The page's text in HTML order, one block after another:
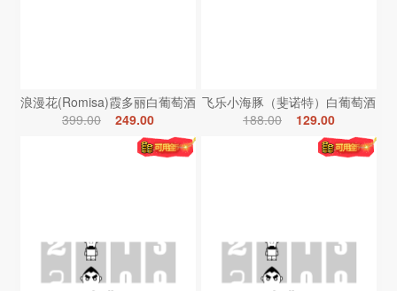
浪漫花(Romisa)霞多丽白葡萄酒
399.00
249.00
飞乐小海豚（斐诺特）白葡萄酒
188.00
129.00